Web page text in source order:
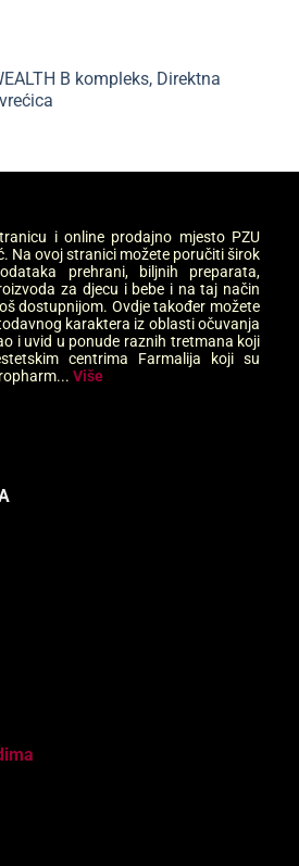
B kompleks, Direktna
i online prodajno mjesto PZU
Na ovoj stranici možete poručiti širok
prehrani, biljnih preparata,
za djecu i bebe i na taj način
dostupnijom. Ovdje također možete
karaktera iz oblasti očuvanja
i uvid u ponude raznih tretmana koji
centrima Farmalija koji su
Više